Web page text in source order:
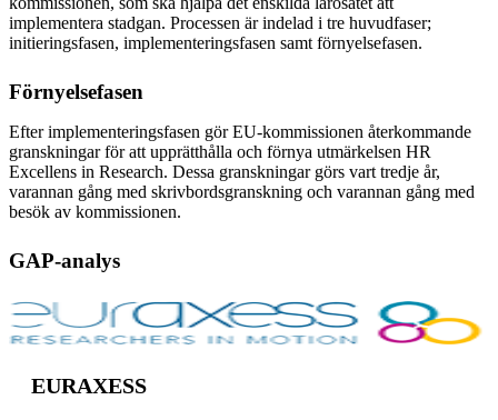
implementera stadgan. Processen är indelad i tre huvudfaser;
initieringsfasen, implementeringsfasen samt förnyelsefasen.
Förnyelsefasen
Efter implementeringsfasen gör EU-kommissionen återkommande
granskningar för att upprätthålla och förnya utmärkelsen HR
Excellens in Research. Dessa granskningar görs vart tredje år,
varannan gång med skrivbordsgranskning och varannan gång med
besök av kommissionen.
GAP-analys
EURAXESS